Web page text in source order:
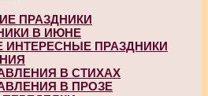
ПРАЗДНИКИ
В ИЮНЕ
ПРАЗДНИКИ
В СТИХАХ
В ПРОЗЕ